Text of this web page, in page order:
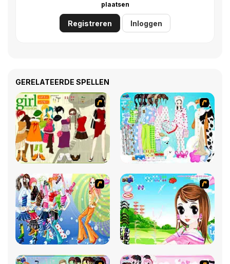
plaatsen
Registreren Inloggen
GERELATEERDE SPELLEN